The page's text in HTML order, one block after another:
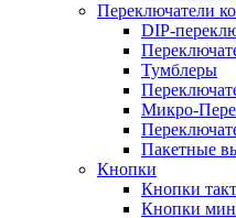
Переключатели
DIP-
Тумблеры
Микро-
Пакетные
Кнопки
Кнопки
Кнопки